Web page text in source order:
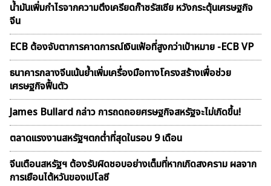
น้ำมันเพิ่มกำไรจากความตึงเครียดก๊าซรัสเซีย หวังกระตุ้นเศรษฐกิจ
จีน
ECB ต้องจับตาการคาดการณ์เงินเฟ้อที่สูงกว่าเป้าหมาย -ECB VP
ธนาคารกลางจีนเน้นย้ำเพิ่มเครื่องมือทางโครงสร้างเพื่อช่วย
เศรษฐกิจฟื้นตัว
James Bullard กล่าว การถดถอยศรษฐกิจสหรัฐจะไม่เกิดขึ้น!
ตลาดเเรงงานสหรัฐฯตกต่ำที่สุดในรอบ 9 เดือน
จีนเตือนสหรัฐฯ ต้องรับผิดชอบอย่างเต็มที่หากเกิดสงคราม ผลจาก
การเยือนไต้หวันของเปโลซี